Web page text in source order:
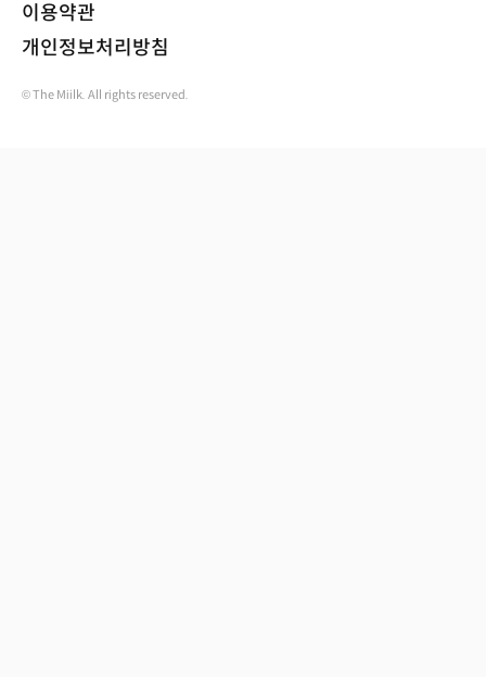
이용약관
개인정보처리방침
© The Miilk. All rights reserved.